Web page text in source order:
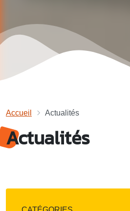
Accueil Actualités
Actualités